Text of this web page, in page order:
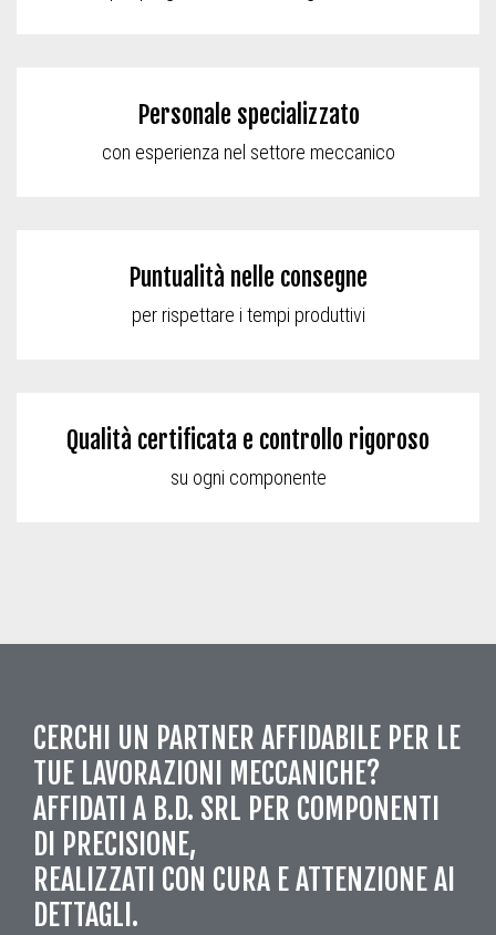
Personale specializzato
con esperienza nel settore meccanico
Puntualità nelle consegne
per rispettare i tempi produttivi
Qualità certificata e controllo rigoroso
su ogni componente
CERCHI UN PARTNER AFFIDABILE PER LE
TUE LAVORAZIONI MECCANICHE?
AFFIDATI A B.D. SRL PER COMPONENTI
DI PRECISIONE,
REALIZZATI CON CURA E ATTENZIONE AI
DETTAGLI.